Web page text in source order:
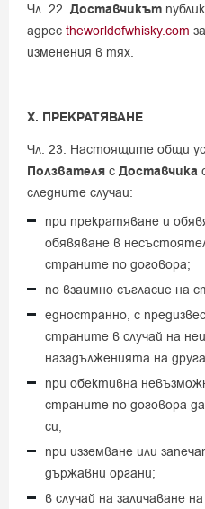
Чл. 22. Доставчикът
адрес theworldofwhisky.com
изменения в тях.
X. ПРЕКРАТЯВАНЕ
Чл. 23. Настоящите общи
Ползвателя с Доставчика
следните случаи:
при прекратяване и
обявяване в
страните по договора;
по взаимно съгласие на
едностранно, с
страните в случай на
назадълженията на
при обективна
страните по договора
си;
при изземване или
държавни органи;
в случай на заличаване